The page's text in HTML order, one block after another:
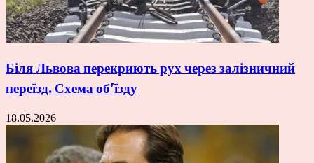
Біля Львова перекриють рух через залізничний
переїзд. Схема об’їзду
18.05.2026